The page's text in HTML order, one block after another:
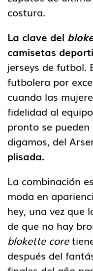
costura.
La clave del
camisetas
jerseys de futbol.
futbolera por
cuando las
fidelidad al
pronto se
digamos, del
plisada.
La combinación es
moda en
hey, una vez que
de que no hay
blokette core
después del